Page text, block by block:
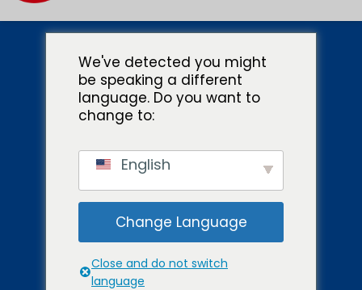
VÁLVULAS DE
RETENCIÓN JIS
We've detected you might
be speaking a different
language. Do you want to
change to:
English
Change Language
Close and do not switch
language